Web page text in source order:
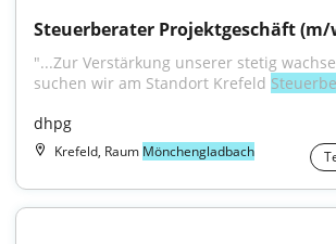
Steuerberater Projektgeschäft
"...Zur Verstärkung unserer stetig
suchen wir am Standort Krefeld
dhpg
Krefeld, Raum Mönchengladbach